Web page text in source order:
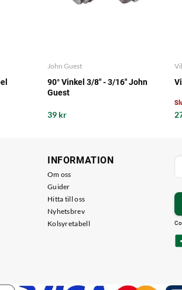
John Guest
90° Vinkel 3/8" - 3/16" John
Guest
39 kr
INFORMATION
Om oss
Guider
Hitta till oss
Nyhetsbrev
Kolsyretabell